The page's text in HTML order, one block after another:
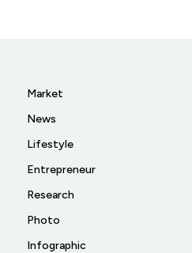
Market
News
Lifestyle
Entrepreneur
Research
Photo
Infographic